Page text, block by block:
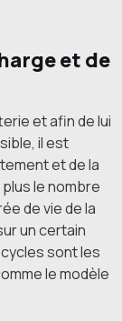
et de
et afin de lui
il est
et de la
le nombre
de vie de la
un certain
sont les
le modèle